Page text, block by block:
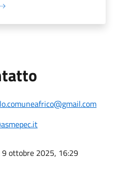
9 ottobre 2025, 16:29